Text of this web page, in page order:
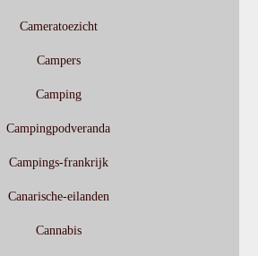
Cameratoezicht
Campers
Camping
Campingpodveranda
Campings-frankrijk
Canarische-eilanden
Cannabis